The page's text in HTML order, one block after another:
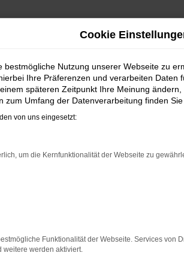
|
DEM VW TAIGO
vergleichsweise einfachen Grund.
reichen können. Die Qualität steht
Assistenzsysteme. Ein VW Taigo
Werterhalt. Bei Steinböhmer
setzen.
paar Tipps, die dir helfen können:
Cookie
bestmögliche Nutzung unserer Webseite zu
Ihre Präferenzen und verarbeiten Daten
späteren Zeitpunkt Ihre Meinung
zum Umfang der Datenverarbeitung finden
von uns eingesetzt:
um die Kernfunktionalität der Webseite zu
Funktionalität der Webseite. Services von
weitere werden aktiviert.